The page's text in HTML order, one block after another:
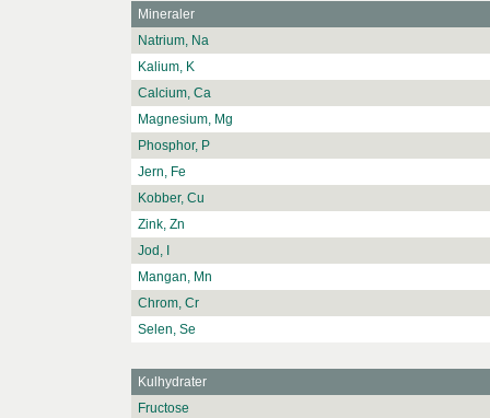
Mineraler
Natrium, Na
Kalium, K
Calcium, Ca
Magnesium, Mg
Phosphor, P
Jern, Fe
Kobber, Cu
Zink, Zn
Jod, I
Mangan, Mn
Chrom, Cr
Selen, Se
Kulhydrater
Fructose